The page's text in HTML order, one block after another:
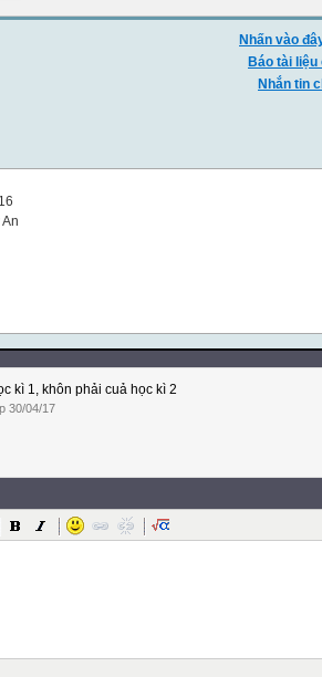
Nhấn vào
Báo tài
Nhắn tin
kì 1, khôn phải cuả học kì 2
30/04/17